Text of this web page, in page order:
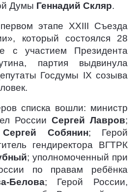
Думы Геннадий Скляр.
этапе XXIII Съезда
который состоялся 28
с участием Президента
партия выдвинула
Госдумы IX созыва
списка вошли: министр
России Сергей Лавров;
Сергей Собянин; Герой
гендиректора ВГТРК
; уполномоченный при
по правам ребёнка
Белова; Герой России,